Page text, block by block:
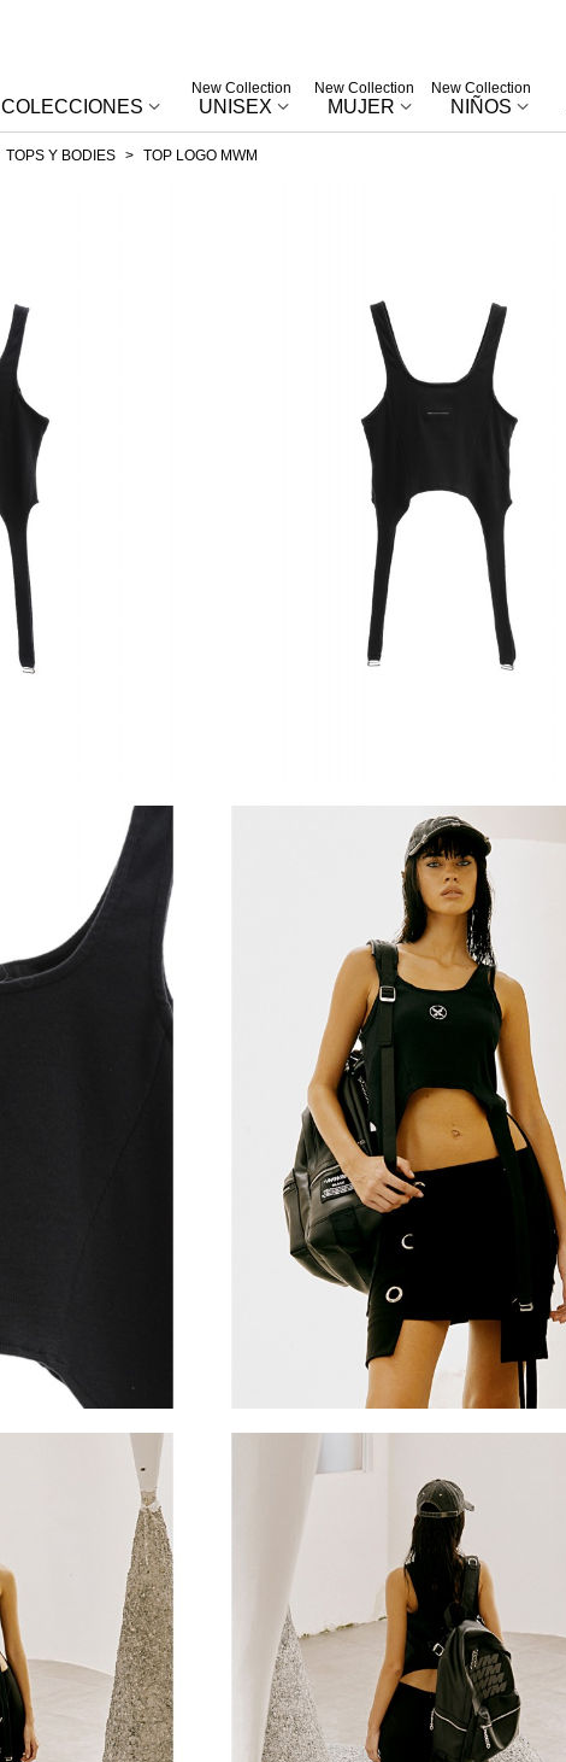
COLECCIONES UNISEX
New Collection
MUJER
New Collection
NIÑOS
New Collection
TOPS Y BODIES > TOP LOGO MWM